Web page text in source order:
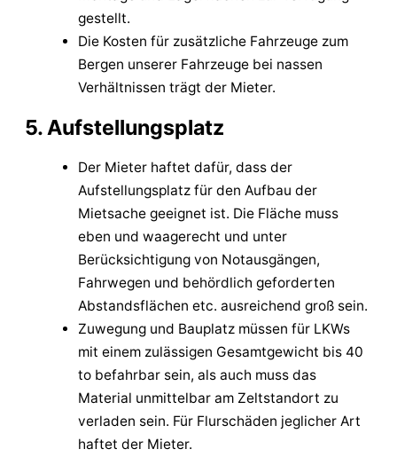
gestellt.
Die Kosten für zusätzliche Fahrzeuge zum
Bergen unserer Fahrzeuge bei nassen
Verhältnissen trägt der Mieter.
5. Aufstellungsplatz
Der Mieter haftet dafür, dass der
Aufstellungsplatz für den Aufbau der
Mietsache geeignet ist. Die Fläche muss
eben und waagerecht und unter
Berücksichtigung von Notausgängen,
Fahrwegen und behördlich geforderten
Abstandsflächen etc. ausreichend groß sein.
Zuwegung und Bauplatz müssen für LKWs
mit einem zulässigen Gesamtgewicht bis 40
to befahrbar sein, als auch muss das
Material unmittelbar am Zeltstandort zu
verladen sein. Für Flurschäden jeglicher Art
haftet der Mieter.